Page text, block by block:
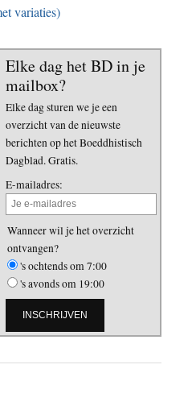
variaties)
Elke dag het BD in je
mailbox?
Elke dag sturen we je een
overzicht van de nieuwste
berichten op het Boeddhistisch
Dagblad. Gratis.
E-mailadres:
Wanneer wil je het overzicht
ontvangen?
's ochtends om 7:00
's avonds om 19:00